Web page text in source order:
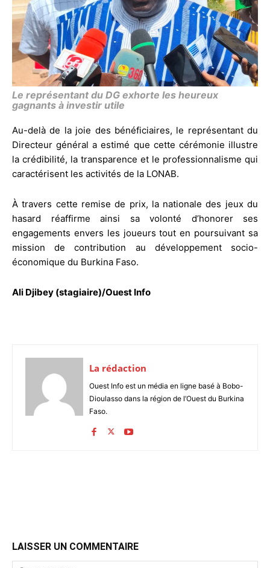
Le représentant du DG exhorte les heureux
gagnants à investir utile
Au-delà de la joie des bénéficiaires, le représentant du
Directeur général a estimé que cette cérémonie illustre
la crédibilité, la transparence et le professionnalisme qui
caractérisent les activités de la LONAB.
À travers cette remise de prix, la nationale des jeux du
hasard réaffirme ainsi sa volonté d’honorer ses
engagements envers les joueurs tout en poursuivant sa
mission de contribution au développement socio-
économique du Burkina Faso.
Ali Djibey (stagiaire)/Ouest Info
La rédaction
Ouest Info est un média en ligne basé à Bobo-
Dioulasso dans la région de l’Ouest du Burkina
Faso.
LAISSER UN COMMENTAIRE